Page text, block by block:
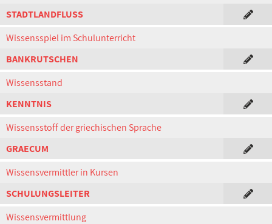
STADTLANDFLUSS
Wissensspiel im Schulunterricht
BANKRUTSCHEN
Wissensstand
KENNTNIS
Wissensstoff der griechischen Sprache
GRAECUM
Wissensvermittler in Kursen
SCHULUNGSLEITER
Wissensvermittlung